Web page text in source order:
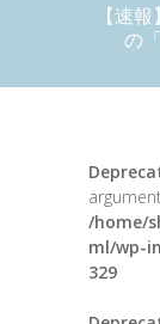
【速
の
/home/
ml/wp-
329